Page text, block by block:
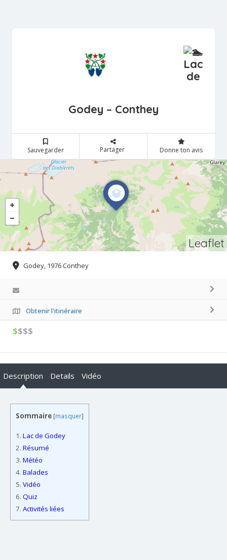
Lac
de
Godey – Conthey
Sauvegarder Partager Donne ton avis
Leaflet
Godey, 1976 Conthey
Obtenir l'itinéraire
$$$$
Description Details Vidéo
Sommaire [masquer]
1. Lac de Godey
2. Résumé
3. Météo
4. Balades
5. Vidéo
6. Quiz
7. Activités liées